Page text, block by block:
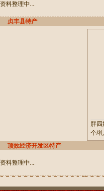
资料整理中...
贞丰县特产
胖
个/
顶效经济开发区特产
资料整理中...